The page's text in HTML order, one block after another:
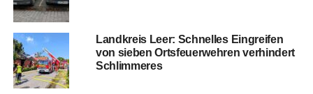
Land­kreis Leer: Schnel­les Ein­grei­fen
von sie­ben Orts­feu­er­weh­ren ver­hin­dert
Schlimmeres